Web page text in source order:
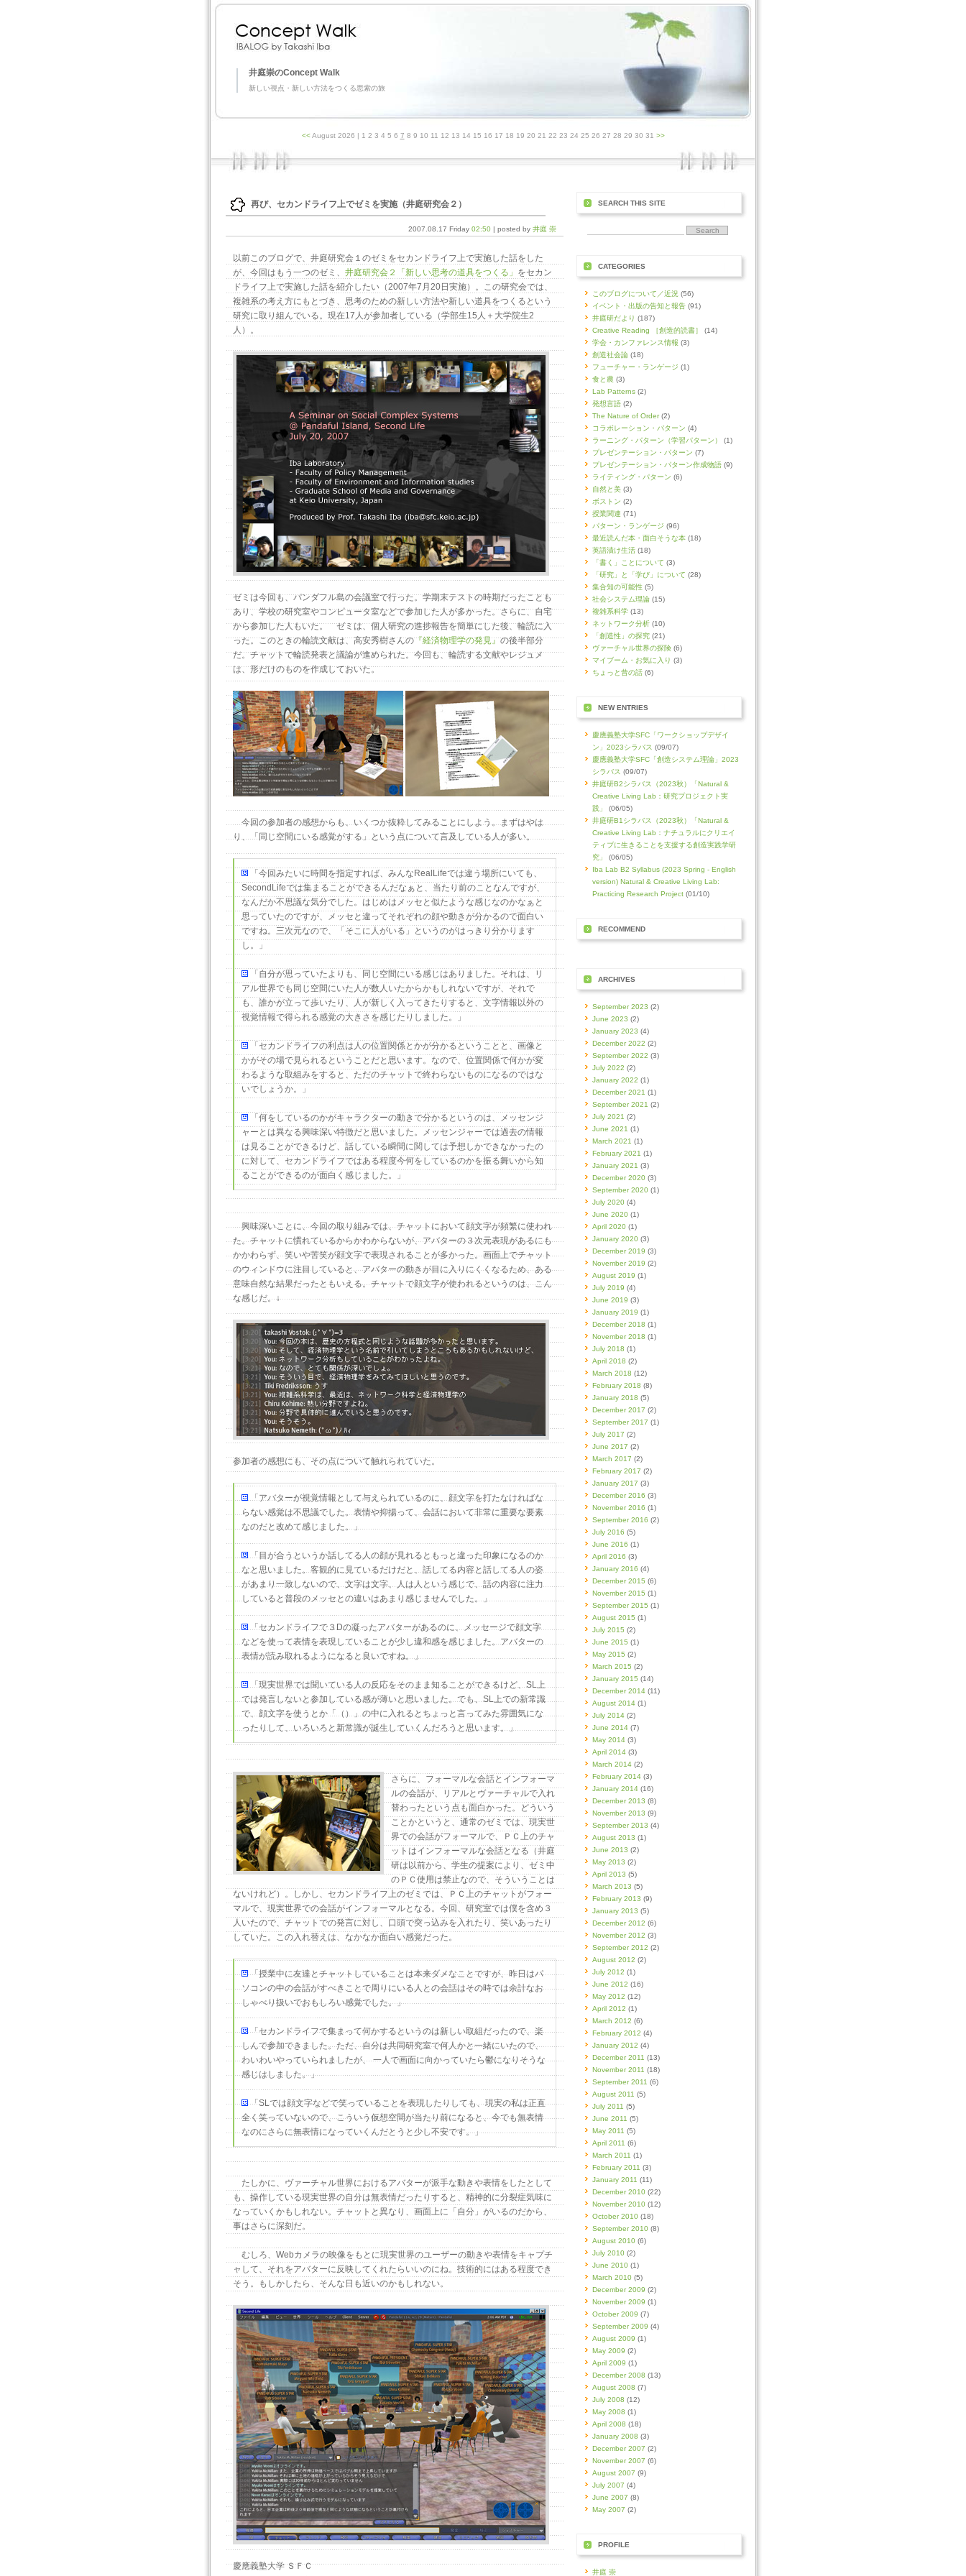
井庭崇のConcept Walk
新しい視点・新しい方法をつくる思索の旅
<< August 2026 | 1 2 3 4 5 6 7 8 9 10 11 12 13 14 15 16 17 18 19 20 21 22 23 24 25 26 27 28 29 30 31 >>
再び、セカンドライフ上でゼミを実施（井庭研究会２）
2007.08.17 Friday 02:50 | posted by 井庭 崇
以前このブログで、井庭研究会１のゼミをセカンドライフ上で実施した話をした
が、今回はもう一つのゼミ、 井庭研究会２「新しい思考の道具をつくる」 をセカン
ドライフ上で実施した話を紹介したい（2007年7月20日実施）。この研究会では、
複雑系の考え方にもとづき、思考のための新しい方法や新しい道具をつくるという
研究に取り組んでいる。現在17人が参加者している（学部生15人＋大学院生2
人）。
ゼミは今回も、パンダフル島の会議室で行った。学期末テストの時期だったことも
あり、学校の研究室やコンピュータ室などで参加した人が多かった。さらに、自宅
から参加した人もいた。 ゼミは、個人研究の進捗報告を簡単にした後、輪読に入
った。このときの輪読文献は、高安秀樹さんの『経済物理学の発見』の後半部分
だ。チャットで輪読発表と議論が進められた。今回も、輪読する文献やレジュメ
は、形だけのものを作成しておいた。
今回の参加者の感想からも、いくつか抜粋してみることにしよう。まずはやは
り、「同じ空間にいる感覚がする」という点について言及している人が多い。
「今回みたいに時間を指定すれば、みんなRealLifeでは違う場所にいても、
SecondLifeでは集まることができるんだなぁと、当たり前のことなんですが、
なんだか不思議な気分でした。はじめはメッセと似たような感じなのかなぁと
思っていたのですが、メッセと違ってそれぞれの顔や動きが分かるので面白い
ですね。三次元なので、「そこに人がいる」というのがはっきり分かります
し。」
「自分が思っていたよりも、同じ空間にいる感じはありました。それは、リ
アル世界でも同じ空間にいた人が数人いたからかもしれないですが、それで
も、誰かが立って歩いたり、人が新しく入ってきたりすると、文字情報以外の
視覚情報で得られる感覚の大きさを感じたりしました。」
「セカンドライフの利点は人の位置関係とかが分かるということと、画像と
かがその場で見られるということだと思います。なので、位置関係で何かが変
わるような取組みをすると、ただのチャットで終わらないものになるのではな
いでしょうか。」
「何をしているのかがキャラクターの動きで分かるというのは、メッセンジ
ャーとは異なる興味深い特徴だと思いました。メッセンジャーでは過去の情報
は見ることができるけど、話している瞬間に関しては予想しかできなかったの
に対して、セカンドライフではある程度今何をしているのかを振る舞いから知
ることができるのが面白く感じました。」
興味深いことに、今回の取り組みでは、チャットにおいて顔文字が頻繁に使われ
た。チャットに慣れているからかわからないが、アバターの３次元表現があるにも
かかわらず、笑いや苦笑が顔文字で表現されることが多かった。画面上でチャット
のウィンドウに注目していると、アバターの動きが目に入りにくくなるため、ある
意味自然な結果だったともいえる。チャットで顔文字が使われるというのは、こん
な感じだ。↓
参加者の感想にも、その点について触れられていた。
「アバターが視覚情報として与えられているのに、顔文字を打たなければな
らない感覚は不思議でした。表情や抑揚って、会話において非常に重要な要素
なのだと改めて感じました。」
「目が合うというか話してる人の顔が見れるともっと違った印象になるのか
なと思いました。客観的に見ているだけだと、話してる内容と話してる人の姿
があまり一致しないので、文字は文字、人は人という感じで、話の内容に注力
していると普段のメッセとの違いはあまり感じませんでした。」
「セカンドライフで３Dの凝ったアバターがあるのに、メッセージで顔文字
などを使って表情を表現していることが少し違和感を感じました。アバターの
表情が読み取れるようになると良いですね。」
「現実世界では聞いている人の反応をそのまま知ることができるけど、SL上
では発言しないと参加している感が薄いと思いました。でも、SL上での新常識
で、顔文字を使うとか「（）」の中に入れるとちょっと言ってみた雰囲気にな
ったりして、いろいろと新常識が誕生していくんだろうと思います。」
さらに、フォーマルな会話とインフォーマ
ルの会話が、リアルとヴァーチャルで入れ
替わったという点も面白かった。どういう
ことかというと、通常のゼミでは、現実世
界での会話がフォーマルで、ＰＣ上のチャ
ットはインフォーマルな会話となる（井庭
研は以前から、学生の提案により、ゼミ中
のＰＣ使用は禁止なので、そういうことは
ないけれど）。しかし、セカンドライフ上のゼミでは、ＰＣ上のチャットがフォー
マルで、現実世界での会話がインフォーマルとなる。今回、研究室では僕を含め３
人いたので、チャットでの発言に対し、口頭で突っ込みを入れたり、笑いあったり
していた。この入れ替えは、なかなか面白い感覚だった。
「授業中に友達とチャットしていることは本来ダメなことですが、昨日はパ
ソコンの中の会話がすべきことで周りにいる人との会話はその時では余計なお
しゃべり扱いでおもしろい感覚でした。」
「セカンドライフで集まって何かするというのは新しい取組だったので、楽
しんで参加できました。ただ、自分は共同研究室で何人かと一緒にいたので、
わいわいやっていられましたが、 一人で画面に向かっていたら鬱になりそうな
感じはしました。」
「SLでは顔文字などで笑っていることを表現したりしても、現実の私は正直
全く笑っていないので、こういう仮想空間が当たり前になると、今でも無表情
なのにさらに無表情になっていくんだとうと少し不安です。」
たしかに、ヴァーチャル世界におけるアバターが派手な動きや表情をしたとして
も、操作している現実世界の自分は無表情だったりすると、精神的に分裂症気味に
なっていくかもしれない。チャットと異なり、画面上に「自分」がいるのだから、
事はさらに深刻だ。
むしろ、Webカメラの映像をもとに現実世界のユーザーの動きや表情をキャプチ
ャして、それをアバターに反映してくれたらいいのにね。技術的にはある程度でき
そう。もしかしたら、そんな日も近いのかもしれない。
慶應義塾大学 ＳＦＣ
SEARCH THIS SITE
CATEGORIES
このブログについて／近況 (56)
イベント・出版の告知と報告 (91)
井庭研だより (187)
Creative Reading ［創造的読書］
(14)
学会・カンファレンス情報 (3)
創造社会論 (18)
フューチャー・ランゲージ (1)
食と農 (3)
Lab Patterns (2)
発想言語 (2)
The Nature of Order(2)
コラボレーション・パターン (4)
ラーニング・パターン（学習パターン）
(1)
プレゼンテーション・パターン (7)
プレゼンテーション・パターン作成物語 (9)
ライティング・パターン (6)
自然と美 (3)
ボストン (2)
授業関連 (71)
パターン・ランゲージ (96)
最近読んだ本・面白そうな本 (18)
英語漬け生活 (18)
「書く」ことについて (3)
「研究」と「学び」について (28)
集合知の可能性 (5)
社会システム理論 (15)
複雑系科学 (13)
ネットワーク分析 (10)
「創造性」の探究 (21)
ヴァーチャル世界の探険 (6)
マイブーム・お気に入り (3)
ちょっと昔の話 (6)
NEW ENTRIES
慶應義塾大学SFC「ワークショップデザイ
ン」2023シラバス (09/07)
慶應義塾大学SFC「創造システム理論」2023
シラバス (09/07)
井庭研B2シラバス（2023秋）「Natural &
Creative Living Lab：研究プロジェクト実
践」
(06/05)
井庭研B1シラバス（2023秋）「Natural &
Creative Living Lab：ナチュラルにクリエイ
ティブに生きることを支援する創造実践学研
究」
(06/05)
Iba Lab B2 Syllabus (2023 Spring - English
version) Natural & Creative Living Lab:
Practicing Research Project (01/10)
RECOMMEND
ARCHIVES
September 2023 (2)
June 2023 (2)
January 2023 (4)
December 2022 (2)
September 2022 (3)
July 2022 (2)
January 2022 (1)
December 2021 (1)
September 2021 (2)
July 2021 (2)
June 2021 (1)
March 2021 (1)
February 2021 (1)
January 2021 (3)
December 2020 (3)
September 2020 (1)
July 2020 (4)
June 2020 (1)
April 2020 (1)
January 2020 (3)
December 2019 (3)
November 2019 (2)
August 2019 (1)
July 2019 (4)
June 2019 (3)
January 2019 (1)
December 2018 (1)
November 2018 (1)
July 2018 (1)
April 2018 (2)
March 2018 (12)
February 2018 (8)
January 2018 (5)
December 2017 (2)
September 2017 (1)
July 2017 (2)
June 2017 (2)
March 2017 (2)
February 2017 (2)
January 2017 (3)
December 2016 (3)
November 2016 (1)
September 2016 (2)
July 2016 (5)
June 2016 (1)
April 2016 (3)
January 2016 (4)
December 2015 (6)
November 2015 (1)
September 2015 (1)
August 2015 (1)
July 2015 (2)
June 2015 (1)
May 2015 (2)
March 2015 (2)
January 2015 (14)
December 2014 (11)
August 2014 (1)
July 2014 (2)
June 2014 (7)
May 2014 (3)
April 2014 (3)
March 2014 (2)
February 2014 (3)
January 2014 (16)
December 2013 (8)
November 2013 (9)
September 2013 (4)
August 2013 (1)
June 2013 (2)
May 2013 (2)
April 2013 (5)
March 2013 (5)
February 2013 (9)
January 2013 (5)
December 2012 (6)
November 2012 (3)
September 2012 (2)
August 2012 (2)
July 2012 (1)
June 2012 (16)
May 2012 (12)
April 2012 (1)
March 2012 (6)
February 2012 (4)
January 2012 (4)
December 2011 (13)
November 2011 (18)
September 2011 (6)
August 2011 (5)
July 2011 (5)
June 2011 (5)
May 2011 (5)
April 2011 (6)
March 2011 (1)
February 2011 (3)
January 2011 (11)
December 2010 (22)
November 2010 (12)
October 2010 (18)
September 2010 (8)
August 2010 (6)
July 2010 (2)
June 2010 (1)
March 2010 (5)
December 2009 (2)
November 2009 (1)
October 2009 (7)
September 2009 (4)
August 2009 (1)
May 2009 (2)
April 2009 (1)
December 2008 (13)
August 2008 (7)
July 2008 (12)
May 2008 (1)
April 2008 (18)
January 2008 (3)
December 2007 (2)
November 2007 (6)
August 2007 (9)
July 2007 (4)
June 2007 (8)
May 2007 (2)
PROFILE
井庭 崇